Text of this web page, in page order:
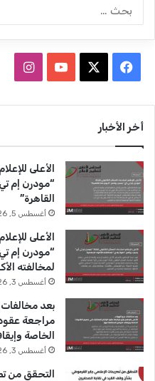
س
و
ك
T
u
b
e
ق
ا
م
أخر الأخبار
الأعلى
“مودرن إم
القاهرة”
أغسطس 5, 2026
الأعلى
“مودرن إم
لمخالفته
أغسطس 3, 2026
بعد مخالفات
مراجعة
الخاصة
أغسطس 3, 2026
التحقق من